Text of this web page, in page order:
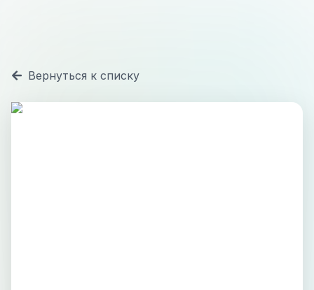
Вернуться к списку